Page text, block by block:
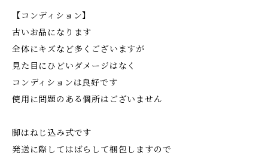
【コンディション】
古いお品になります
全体にキズなど多くございますが
見た目にひどいダメージはなく
コンディションは良好です
使用に問題のある個所はございません
脚はねじ込み式です
発送に際してはばらして梱包しますので